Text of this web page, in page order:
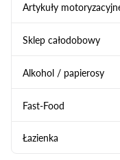
Artykuły
Sklep całodobowy
Alkohol / papierosy
Fast-Food
Łazienka